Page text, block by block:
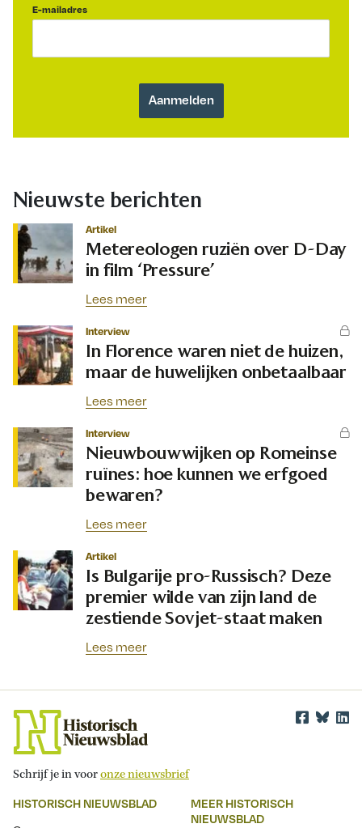
E-mailadres
Nieuwste berichten
Artikel
Metereologen ruziën over D-Day
in film ‘Pressure’
Lees meer
Interview
In Florence waren niet de huizen,
maar de huwelijken onbetaalbaar
Lees meer
Interview
Nieuwbouwwijken op Romeinse
ruïnes: hoe kunnen we erfgoed
bewaren?
Lees meer
Artikel
Is Bulgarije pro-Russisch? Deze
premier wilde van zijn land de
zestiende Sovjet-staat maken
Lees meer
Schrijf je in vooronze nieuwsbrief
HISTORISCH NIEUWSBLAD
MEER HISTORISCH
NIEUWSBLAD